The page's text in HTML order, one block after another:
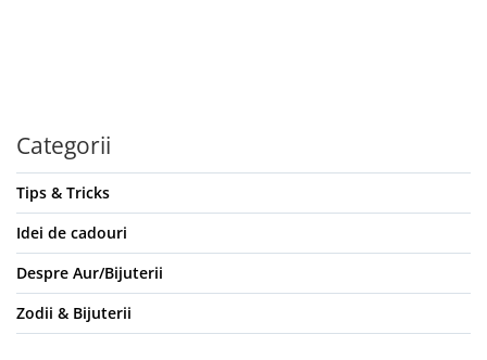
Categorii
Tips & Tricks
Idei de cadouri
Despre Aur/Bijuterii
Zodii & Bijuterii